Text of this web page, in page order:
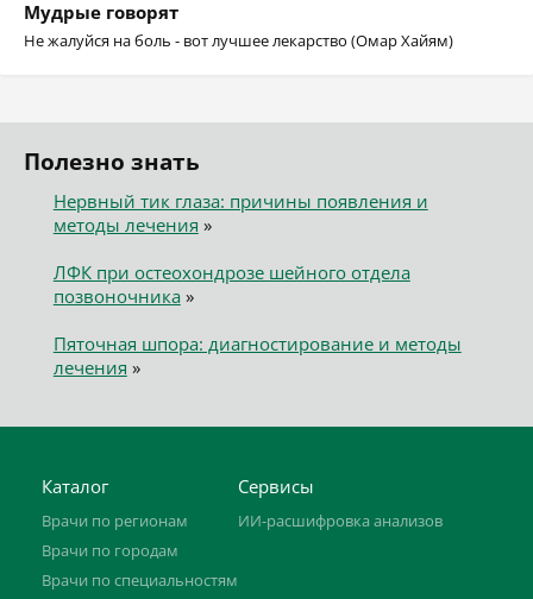
Мудрые говорят
Не жалуйся на боль - вот лучшее лекарство (Омар Хайям)
Полезно знать
Нервный тик глаза: причины появления и
методы лечения »
ЛФК при остеохондрозе шейного отдела
позвоночника»
Пяточная шпора: диагностирование и методы
лечения »
Каталог
Врачи по регионам
Врачи по городам
Врачи по специальностям
Сервисы
ИИ-расшифровка анализов